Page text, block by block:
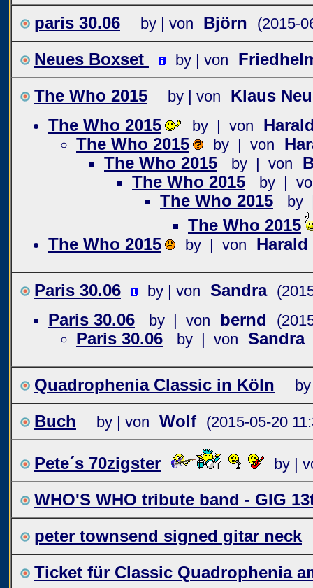
paris 30.06 by | von Björn (2015-
Neues Boxset by | von
The Who 2015
by | von
Klaus
The Who 2015
by | von
The Who 2015
by | von
The Who 2015
by | von
The Who 2015
by |
The Who 2015 by
The Who 2015
The Who 2015
by | von Harald
Paris 30.06 by | von Sandra
Paris 30.06 by | von bernd
Paris 30.06 by | von Sandra
Quadrophenia Classic in Köln
Buch by | von Wolf (2015-05-20
Pete´s 70zigster by |
WHO'S WHO tribute band - GIG
peter townsend signed gitar neck
Ticket für Classic Quadrophenia